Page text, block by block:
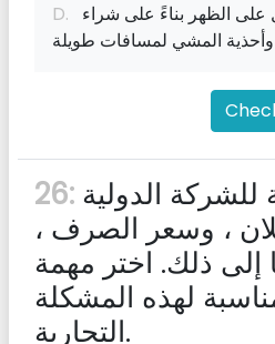
D.
وأحذية المشي لمسافات طويلة
26:
، وسعر الصرف ،
ذلك. اختر مهمة
لهذه المشكلة
التجارية.